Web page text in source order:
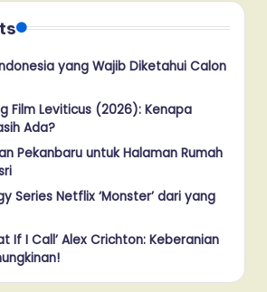
yang Wajib Diketahui Calon
Film Leviticus (2026): Kenapa
Ada?
Pekanbaru untuk Halaman Rumah
Series Netflix ‘Monster’ dari yang
If I Call’ Alex Crichton: Keberanian